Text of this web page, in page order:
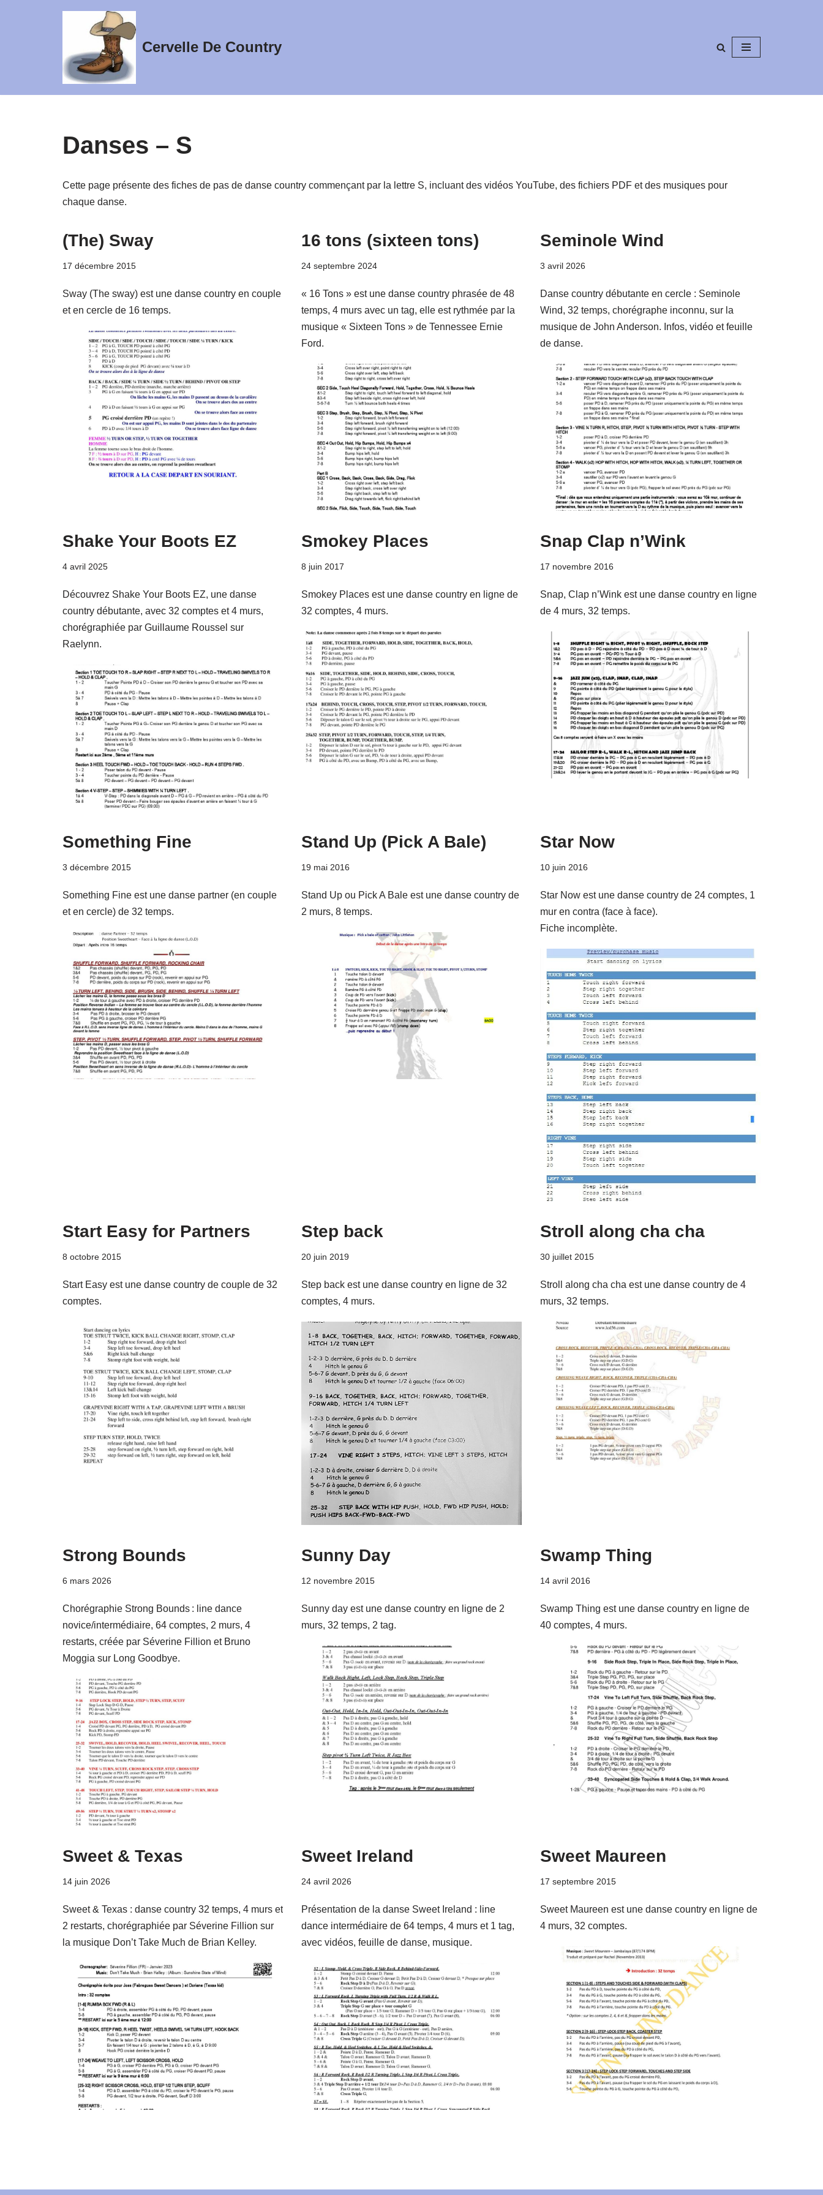
Cervelle De Country
Danses – S
Cette page présente des fiches de pas de danse country commençant par la lettre S, incluant des vidéos YouTube, des fichiers PDF et des musiques pour
chaque danse.
(The) Sway
17 décembre 2015
Sway (The sway) est une danse country en couple
et en cercle de 16 temps.
16 tons (sixteen tons)
24 septembre 2024
« 16 Tons » est une danse country phrasée de 48
temps, 4 murs avec un tag, elle est rythmée par la
musique « Sixteen Tons » de Tennessee Ernie
Ford.
Seminole Wind
3 avril 2026
Danse country débutante en cercle : Seminole
Wind, 32 temps, chorégraphe inconnu, sur la
musique de John Anderson. Infos, vidéo et feuille
de danse.
Shake Your Boots EZ
4 avril 2025
Découvrez Shake Your Boots EZ, une danse
country débutante, avec 32 comptes et 4 murs,
chorégraphiée par Guillaume Roussel sur
Raelynn.
Smokey Places
8 juin 2017
Smokey Places est une danse country en ligne de
32 comptes, 4 murs.
Snap Clap n’Wink
17 novembre 2016
Snap, Clap n’Wink est une danse country en ligne
de 4 murs, 32 temps.
Something Fine
3 décembre 2015
Something Fine est une danse partner (en couple
et en cercle) de 32 temps.
Stand Up (Pick A Bale)
19 mai 2016
Stand Up ou Pick A Bale est une danse country de
2 murs, 8 temps.
Star Now
10 juin 2016
Star Now est une danse country de 24 comptes, 1
mur en contra (face à face).
Fiche incomplète.
Start Easy for Partners
8 octobre 2015
Start Easy est une danse country de couple de 32
comptes.
Step back
20 juin 2019
Step back est une danse country en ligne de 32
comptes, 4 murs.
Stroll along cha cha
30 juillet 2015
Stroll along cha cha est une danse country de 4
murs, 32 temps.
Strong Bounds
6 mars 2026
Chorégraphie Strong Bounds : line dance
novice/intermédiaire, 64 comptes, 2 murs, 4
restarts, créée par Séverine Fillion et Bruno
Moggia sur Long Goodbye.
Sunny Day
12 novembre 2015
Sunny day est une danse country en ligne de 2
murs, 32 temps, 2 tag.
Swamp Thing
14 avril 2016
Swamp Thing est une danse country en ligne de
40 comptes, 4 murs.
Sweet & Texas
14 juin 2026
Sweet & Texas : danse country 32 temps, 4 murs et
2 restarts, chorégraphiée par Séverine Fillion sur
la musique Don’t Take Much de Brian Kelley.
Sweet Ireland
24 avril 2026
Présentation de la danse Sweet Ireland : line
dance intermédiaire de 64 temps, 4 murs et 1 tag,
avec vidéos, feuille de danse, musique.
Sweet Maureen
17 septembre 2015
Sweet Maureen est une danse country en ligne de
4 murs, 32 comptes.